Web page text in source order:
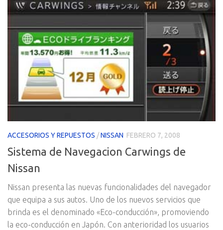
ACCESORIOS Y REPUESTOS /NISSAN FEBRERO 7, 2008
Sistema de Navegacion Carwings de
Nissan
Nissan presenta las nuevas funcionalidades del navegador
que equipa a sus autos. Uno de los nuevos servicios que
brinda es el denominado «Eco-conducción», promoviendo
la eco-conducción en Japón. Con anterioridad los usuarios